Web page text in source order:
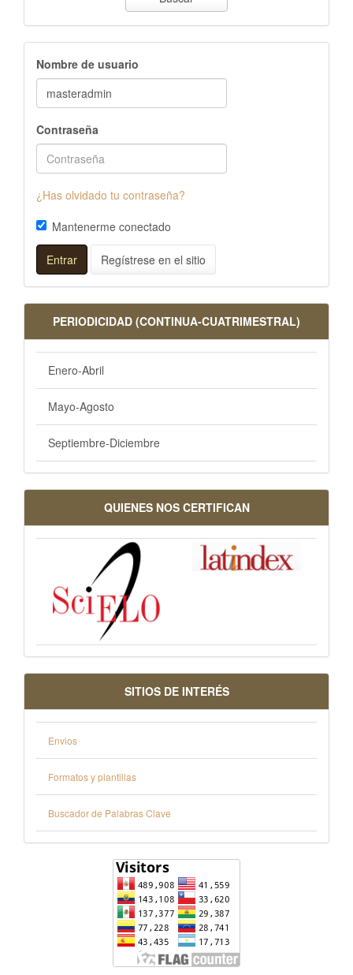
Nombre de usuario
Contraseña
¿Has olvidado tu contraseña?
Mantenerme conectado
Entrar Regístrese en el sitio
PERIODICIDAD (CONTINUA-CUATRIMESTRAL)
Enero-Abril
Mayo-Agosto
Septiembre-Diciembre
QUIENES NOS CERTIFICAN
SITIOS DE INTERÉS
Envios
Formatos y plantillas
Buscador de Palabras Clave